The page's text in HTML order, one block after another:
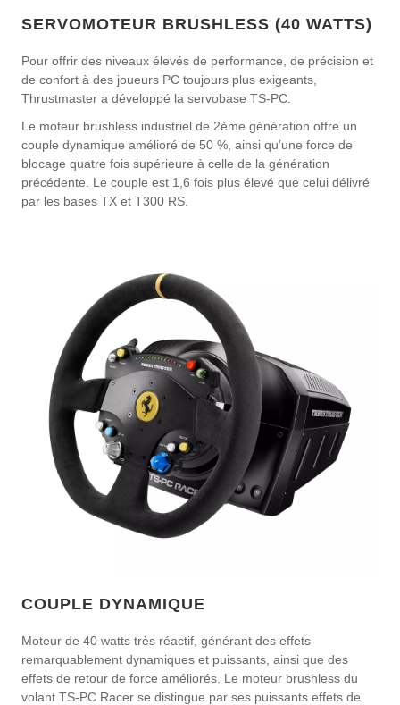
SERVOMOTEUR BRUSHLESS (40 WATTS)
Pour offrir des niveaux élevés de performance, de précision et
de confort à des joueurs PC toujours plus exigeants,
Thrustmaster a développé la servobase TS-PC.
Le moteur brushless industriel de 2ème génération offre un
couple dynamique amélioré de 50 %, ainsi qu’une force de
blocage quatre fois supérieure à celle de la génération
précédente. Le couple est 1,6 fois plus élevé que celui délivré
par les bases TX et T300 RS.
COUPLE DYNAMIQUE
Moteur de 40 watts très réactif, générant des effets
remarquablement dynamiques et puissants, ainsi que des
effets de retour de force améliorés. Le moteur brushless du
volant TS-PC Racer se distingue par ses puissants effets de